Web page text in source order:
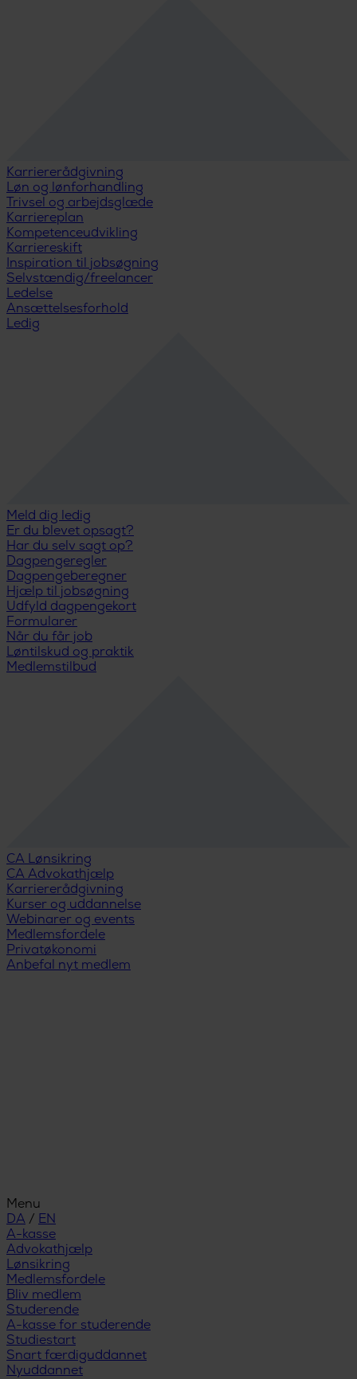
Karriererådgivning
Løn og lønforhandling
Trivsel og arbejdsglæde
Karriereplan
Kompetenceudvikling
Karriereskift
Inspiration til jobsøgning
Selvstændig/freelancer
Ledelse
Ansættelsesforhold
Ledig
Meld dig ledig
Er du blevet opsagt?
Har du selv sagt op?
Dagpengeregler
Dagpengeberegner
Hjælp til jobsøgning
Udfyld dagpengekort
Formularer
Når du får job
Løntilskud og praktik
Medlemstilbud
CA Lønsikring
CA Advokathjælp
Karriererådgivning
Kurser og uddannelse
Webinarer og events
Medlemsfordele
Privatøkonomi
Anbefal nyt medlem
Menu
DA / EN
A-kasse
Advokathjælp
Lønsikring
Medlemsfordele
Bliv medlem
Studerende
A-kasse for studerende
Studiestart
Snart færdiguddannet
Nyuddannet